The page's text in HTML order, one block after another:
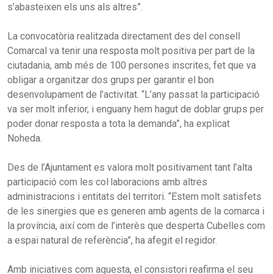
s’abasteixen els uns als altres”.
La convocatòria realitzada directament des del consell
Comarcal va tenir una resposta molt positiva per part de la
ciutadania, amb més de 100 persones inscrites, fet que va
obligar a organitzar dos grups per garantir el bon
desenvolupament de l’activitat. “L’any passat la participació
va ser molt inferior, i enguany hem hagut de doblar grups per
poder donar resposta a tota la demanda”, ha explicat
Noheda.
Des de l’Ajuntament es valora molt positivament tant l’alta
participació com les col·laboracions amb altres
administracions i entitats del territori. “Estem molt satisfets
de les sinergies que es generen amb agents de la comarca i
la província, així com de l’interès que desperta Cubelles com
a espai natural de referència”, ha afegit el regidor.
Amb iniciatives com aquesta, el consistori reafirma el seu